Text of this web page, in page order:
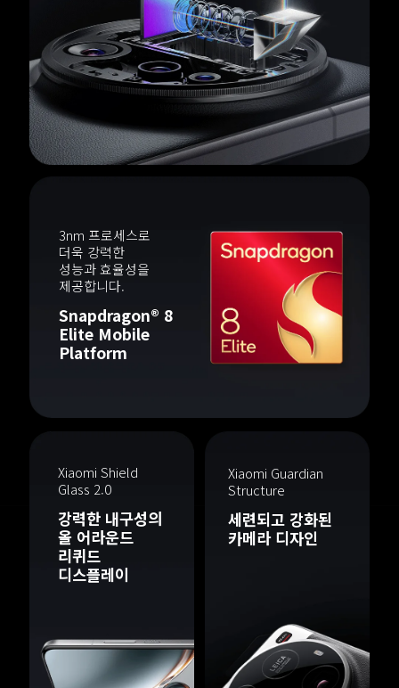
3nm 프로세스로
더욱 강력한
성능과 효율성을
Snapdragon® 8
Elite Mobile
Platform
Xiaomi Shield
Glass 2.0
강력한 내구성의
올 어라운드
리퀴드
디스플레이
Xiaomi Guardian
Structure
세련되고 강화된
카메라 디자인